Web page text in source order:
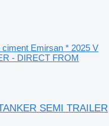
ciment Emirsan * 2025 V
- DIRECT FROM
SEMI TRAILER